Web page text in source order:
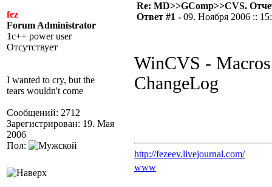
fez
Forum Administrator
1c++ power user
Отсутствует
I wanted to cry, but the
tears wouldn't come
Сообщений: 2712
Зарегистрирован: 19. Мая
2006
Пол:
Re: MD>>GComp>>CVS.
Ответ #1 - 09. Ноября 2006 ::
WinCVS -
ChangeLog
http://fezeev.livejournal.com/
www